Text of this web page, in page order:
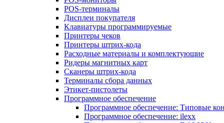
POS-терминалы
Дисплеи покупателя
Клавиатуры программируемые
Принтеры чеков
Принтеры штрих-кода
Расходные материалы и комплектующие
Ридеры магнитных карт
Сканеры штрих-кода
Терминалы сбора данных
Этикет-пистолеты
Программное обеспечение
Программное обеспечение: Типовые
Программное обеспечение: ilexx